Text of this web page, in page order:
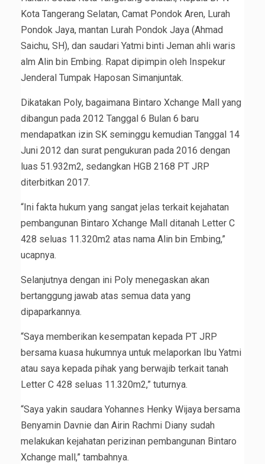
Kota Tangerang Selatan, Camat Pondok Aren, Lurah
Pondok Jaya, mantan Lurah Pondok Jaya (Ahmad
Saichu, SH), dan saudari Yatmi binti Jeman ahli waris
alm Alin bin Embing. Rapat dipimpin oleh Inspekur
Jenderal Tumpak Haposan Simanjuntak.
Dikatakan Poly, bagaimana Bintaro Xchange Mall yang
dibangun pada 2012 Tanggal 6 Bulan 6 baru
mendapatkan izin SK seminggu kemudian Tanggal 14
Juni 2012 dan surat pengukuran pada 2016 dengan
luas 51.932m2, sedangkan HGB 2168 PT JRP
diterbitkan 2017.
“Ini fakta hukum yang sangat jelas terkait kejahatan
pembangunan Bintaro Xchange Mall ditanah Letter C
428 seluas 11.320m2 atas nama Alin bin Embing,”
ucapnya.
Selanjutnya dengan ini Poly menegaskan akan
bertanggung jawab atas semua data yang
dipaparkannya.
“Saya memberikan kesempatan kepada PT JRP
bersama kuasa hukumnya untuk melaporkan Ibu Yatmi
atau saya kepada pihak yang berwajib terkait tanah
Letter C 428 seluas 11.320m2,” tuturnya.
“Saya yakin saudara Yohannes Henky Wijaya bersama
Benyamin Davnie dan Airin Rachmi Diany sudah
melakukan kejahatan perizinan pembangunan Bintaro
Xchange mall,” tambahnya.